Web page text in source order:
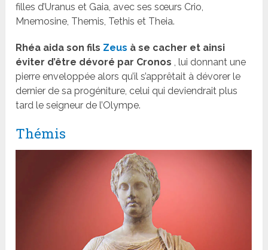
filles d’Uranus et Gaia, avec ses sœurs Crio,
Mnemosine, Themis, Tethis et Theia.
Rhéa aida son fils Zeus à se cacher et ainsi
éviter d’être dévoré par Cronos , lui donnant une
pierre enveloppée alors qu’il s’apprêtait à dévorer le
dernier de sa progéniture, celui qui deviendrait plus
tard le seigneur de l’Olympe.
Thémis